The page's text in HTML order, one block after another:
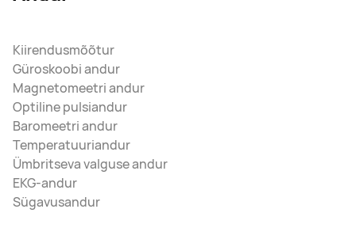
Kiirendusmõõtur
Güroskoobi andur
Magnetomeetri andur
Optiline pulsiandur
Baromeetri andur
Temperatuuriandur
Ümbritseva valguse andur
EKG-andur
Sügavusandur